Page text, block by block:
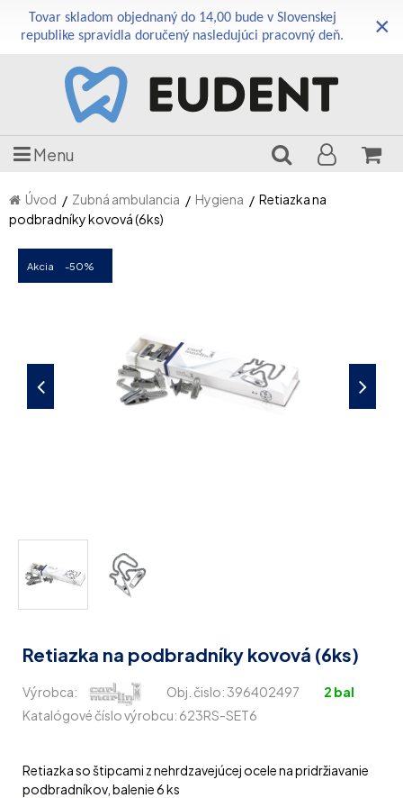
Tovar skladom objednaný do 14,00 bude v Slovenskej
republike spravidla doručený nasledujúci pracovný deň.
×
Menu
Úvod Zubná ambulancia Hygiena
Retiazka na
podbradníky kovová (6ks)
Akcia -50%
Retiazka na podbradníky kovová (6ks)
Výrobca: Obj. čislo:396402497
2 bal
Katalógové číslo výrobcu: 623RS-SET6
Retiazka so štipcami z nehrdzavejúcej ocele na pridržiavanie
podbradníkov, balenie 6 ks